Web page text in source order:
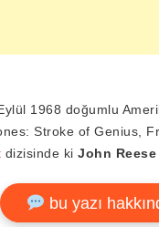
1968 doğumlu
Stroke of Genius,
dizisinde ki John Reese
bu yazı